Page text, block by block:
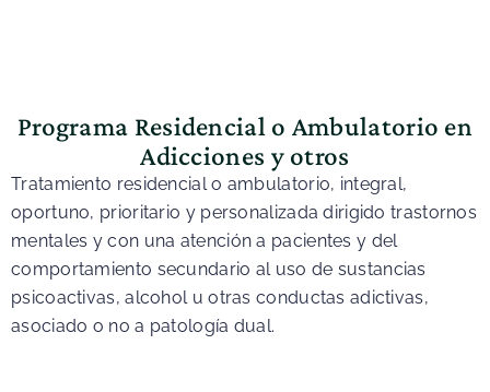
Programa Residencial o Ambulatorio en
Adicciones y otros
Tratamiento residencial o ambulatorio, integral,
oportuno, prioritario y personalizada dirigido trastornos
mentales y con una atención a pacientes y del
comportamiento secundario al uso de sustancias
psicoactivas, alcohol u otras conductas adictivas,
asociado o no a patología dual.